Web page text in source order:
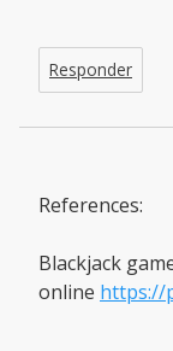
Responder
References:
Blackjack
online https://